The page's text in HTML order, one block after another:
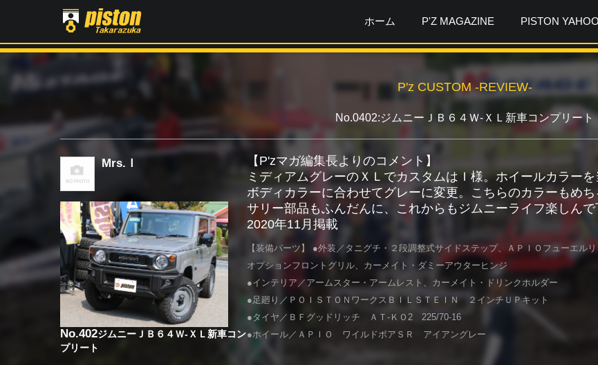
ホーム P'Z MAGAZINE PISTON
P'z CUSTOM -REVIEW-
No.0402:ジムニーＪＢ６４Ｗ-ＸＬ新車コンプリート
Mrs.Ｉ
No.402ジムニーＪＢ６４Ｗ-ＸＬ新車コン
プリート
【P'zマガ編集長よりのコメント】
ミディアムグレーのＸＬでカスタムはＩ様。ホイールカラー
ボディカラーに合わせてグレーに変更。こちらのカラーもめ
サリー部品もふんだんに、これからもジムニーライフ楽しんで
2020年11月掲載
【装備パーツ】 ●外装／タニグチ・２段調整式サイドステップ、ＡＰＩＯフューエル
オプションフロントグリル、カーメイト・ダミーアウターヒンジ
●インテリア／アームスター・アームレスト、カーメイト・ドリンクホルダー
●足廻り／ＰＯＩＳＴＯＮワークスＢＩＬＳＴＥＩＮ ２インチＵＰキット
●タイヤ／ＢＦグッドリッチ ＡＴ-ＫＯ2 225/70-16
●ホイール／ＡＰＩＯ ワイルドボアＳＲ アイアングレー